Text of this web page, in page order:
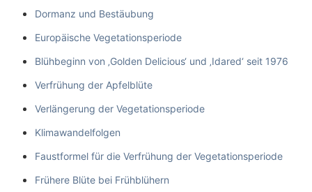
Dormanz und Bestäubung
Europäische Vegetationsperiode
Blühbeginn von ‚Golden Delicious‘ und ‚Idared‘ seit 1976
Verfrühung der Apfelblüte
Verlängerung der Vegetationsperiode
Klimawandelfolgen
Faustformel für die Verfrühung der Vegetationsperiode
Frühere Blüte bei Frühblühern